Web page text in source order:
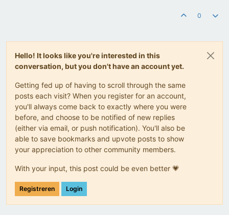
0
Hello! It looks like you're interested in this
conversation, but you don't have an account yet.
Getting fed up of having to scroll through the same
posts each visit? When you register for an account,
you'll always come back to exactly where you were
before, and choose to be notified of new replies
(either via email, or push notification). You'll also be
able to save bookmarks and upvote posts to show
your appreciation to other community members.
With your input, this post could be even better 💗
Registreren Login